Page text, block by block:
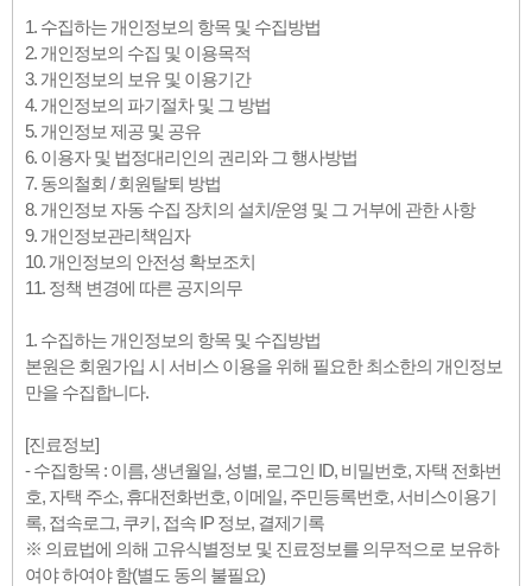
1. 수집하는 개인정보의 항목 및 수집방법
2. 개인정보의 수집 및 이용목적
3. 개인정보의 보유 및 이용기간
4. 개인정보의 파기절차 및 그 방법
5. 개인정보 제공 및 공유
6. 이용자 및 법정대리인의 권리와 그 행사방법
7. 동의철회 / 회원탈퇴 방법
8. 개인정보 자동 수집 장치의 설치/운영 및 그 거부에 관한 사항
9. 개인정보관리책임자
10. 개인정보의 안전성 확보조치
11. 정책 변경에 따른 공지의무
1. 수집하는 개인정보의 항목 및 수집방법
본원은 회원가입 시 서비스 이용을 위해 필요한 최소한의 개인정보
만을 수집합니다.
[진료정보]
- 수집항목 : 이름, 생년월일, 성별, 로그인 ID, 비밀번호, 자택 전화번
호, 자택 주소, 휴대전화번호, 이메일, 주민등록번호, 서비스이용기
록, 접속로그, 쿠키, 접속 IP 정보, 결제기록
※ 의료법에 의해 고유식별정보 및 진료정보를 의무적으로 보유하
여야 하여야 함(별도 동의 불필요)